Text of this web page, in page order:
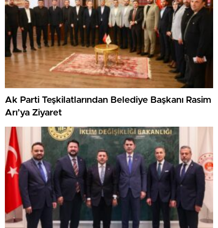
Ak Parti Teşkilatlarından Belediye Başkanı Rasim
Arı’ya Ziyaret